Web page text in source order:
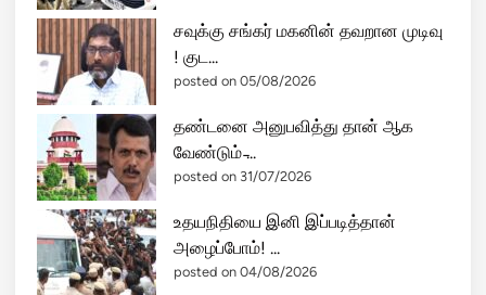
சவுக்கு சங்கர் மகனின் தவறான முடிவு
! குட...
posted on 05/08/2026
தண்டனை அனுபவித்து தான் ஆக
வேண்டும் ̵...
posted on 31/07/2026
உதயநிதியை இனி இப்படித்தான்
அழைப்போம்! ...
posted on 04/08/2026